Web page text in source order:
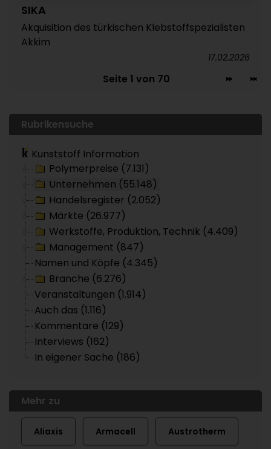
SIKA
Akquisition des türkischen Klebstoffspezialisten
Akkim
17.02.2026
Seite 1 von 70
Rubrikensuche
Kunststoff Information
Polymerpreise (7.131)
Unternehmen (55.148)
Handelsregister (2.052)
Märkte (26.977)
Werkstoffe, Produktion, Technik (4.409)
Management (847)
Namen und Köpfe (4.345)
Branche (6.276)
Veranstaltungen (1.914)
Auch das (1.116)
Kommentare (129)
Interviews (162)
In eigener Sache (186)
Mehr zu
Aliaxis Armacell Austrotherm